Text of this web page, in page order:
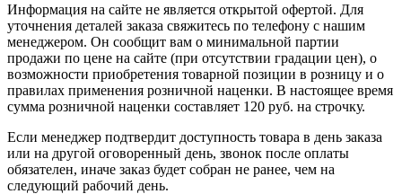
Информация на сайте не является открытой офертой. Для
уточнения деталей заказа свяжитесь по телефону с нашим
менеджером. Он сообщит вам о минимальной партии
продажи по цене на сайте (при отсутствии градации цен), о
возможности приобретения товарной позиции в розницу и о
правилах применения розничной наценки. В настоящее время
сумма розничной наценки составляет 120 руб. на строчку.
Если менеджер подтвердит доступность товара в день заказа
или на другой оговоренный день, звонок после оплаты
обязателен, иначе заказ будет собран не ранее, чем на
следующий рабочий день.